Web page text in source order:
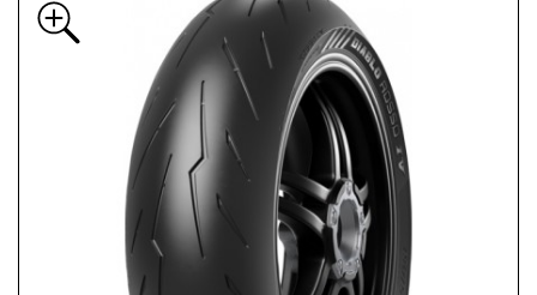
Oder unten auswählen
Breite
Höhe Zoll
Suchen